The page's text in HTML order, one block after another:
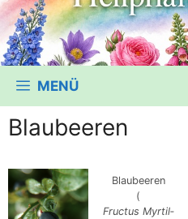
MENÜ
Blaubeeren
Blau­bee­ren
(
Fruc­tus Myrt­il­